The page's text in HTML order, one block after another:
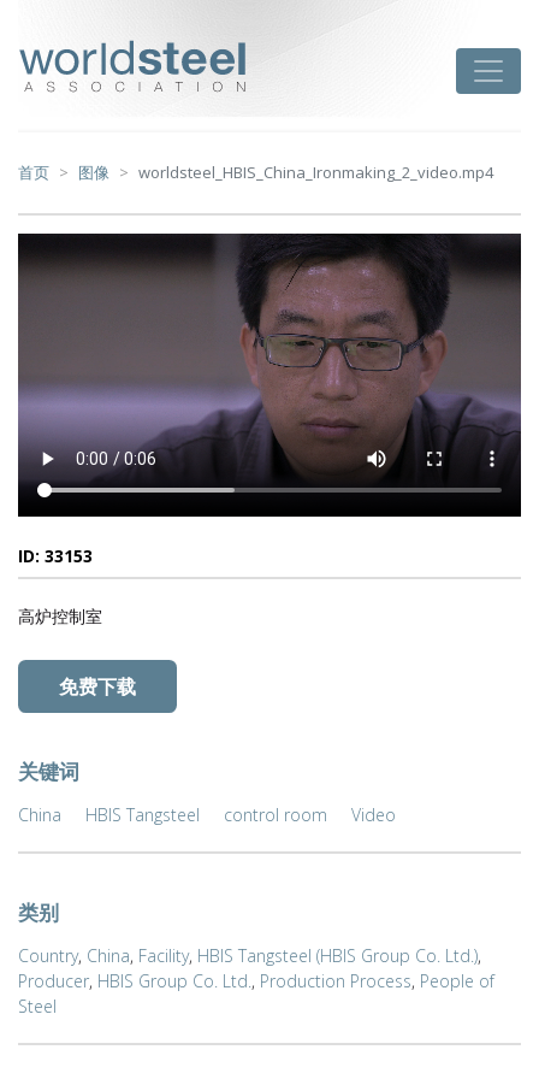
首页 图像 worldsteel_HBIS_China_Ironmaking_2_video.mp4
ID: 33153
高炉控制室
免费下载
关键词
China HBIS Tangsteel control room Video
类别
Country, China, Facility, HBIS Tangsteel (HBIS Group Co. Ltd.),
Producer, HBIS Group Co. Ltd., Production Process, People of
Steel